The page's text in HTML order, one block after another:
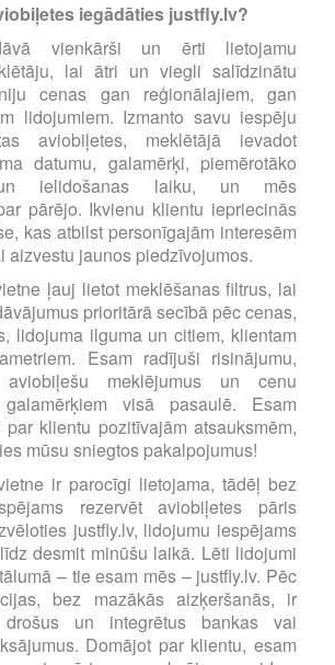
iegādāties justfly.lv?
vienkārši un ērti lietojamu
lai ātri un viegli salīdzinātu
cenas gan reģionālajiem, gan
lidojumiem. Izmanto savu iespēju
aviobiļetes, meklētājā ievadot
datumu, galamērķi, piemērotāko
ielidošanas laiku, un mēs
pārējo. Ikvienu klientu iepriecinās
kas atbilst personīgajām interesēm
aizvestu jaunos piedzīvojumos.
ļauj lietot meklēšanas filtrus, lai
prioritārā secībā pēc cenas,
lidojuma ilguma un citiem, klientam
Esam radījuši risinājumu,
meklējumus un cenu
galamērķiem visā pasaulē. Esam
klientu pozitīvajām atsauksmēm,
mūsu sniegtos pakalpojumus!
ir parocīgi lietojama, tādēļ bez
rezervēt aviobiļetes pāris
justfly.lv, lidojumu iespējams
desmit minūšu laikā. Lēti lidojumi
– tie esam mēs – justfly.lv. Pēc
bez mazākās aizķeršanās, ir
un integrētus bankas vai
Domājot par klientu, esam